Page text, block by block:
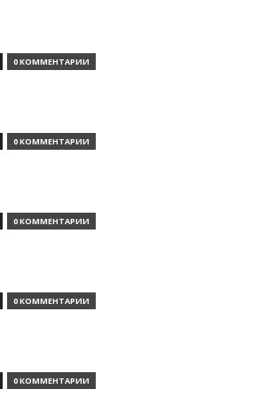
0 КОММЕНТАРИИ
0 КОММЕНТАРИИ
0 КОММЕНТАРИИ
0 КОММЕНТАРИИ
0 КОММЕНТАРИИ